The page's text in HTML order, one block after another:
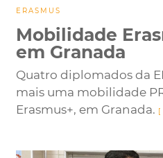
ERASMUS
Mobilidade
em Granada
Quatro diplomados da
mais uma mobilidade
Erasmus+, em Granada.